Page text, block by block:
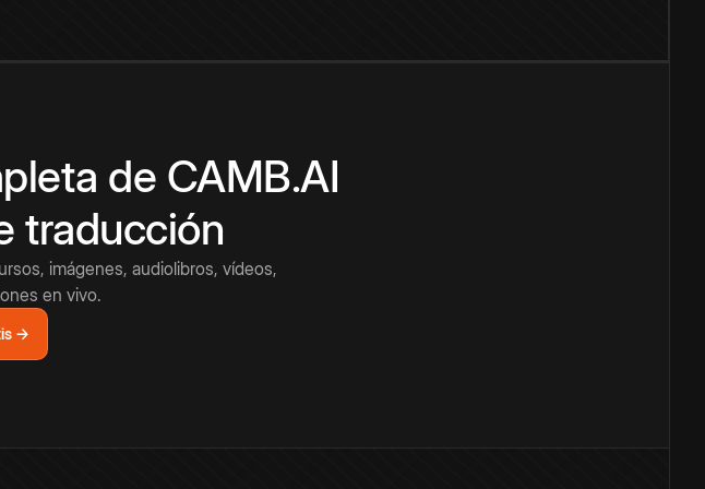
de CAMB.AI
traducción
imágenes, audiolibros, vídeos,
en vivo.
→